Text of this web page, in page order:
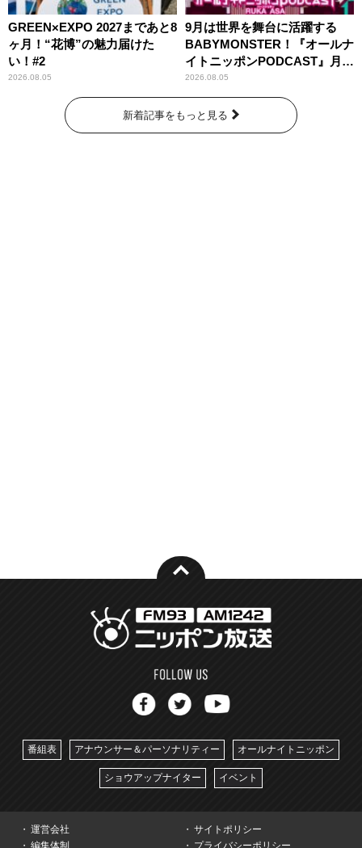
GREEN×EXPO 2027まであと8
ヶ月！“花博”の魅力届けた
い！#2
2026.08.05
9月は世界を舞台に活躍する
BABYMONSTER！『オールナ
イトニッポンPODCAST』月替
わりパーソナリティ
2026.08.05
新着記事をもっと見る
番組表 アナウンサー＆パーソナリティー オールナイトニッポン
ショウアップナイター イベント
運営会社
サイトポリシー
編集体制
プライバシーポリシー